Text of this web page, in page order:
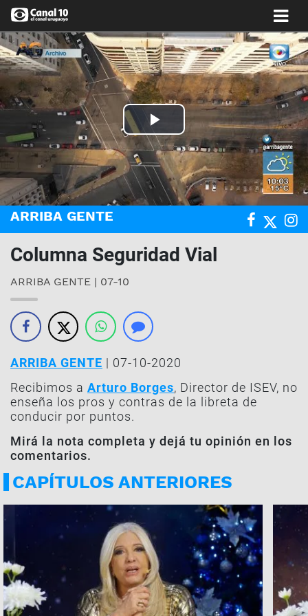
Play
Video
ARRIBA GENTE
Columna Seguridad Vial
ARRIBA GENTE | 07-10
ARRIBA GENTE | 07-10-2020
Recibimos a Arturo Borges, Director de ISEV, no
enseña los pros y contras de la libreta de
conducir por puntos.
Mirá la nota completa y dejá tu opinión en los
comentarios.
CAPÍTULOS ANTERIORES